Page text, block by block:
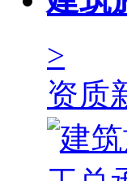
>
资质